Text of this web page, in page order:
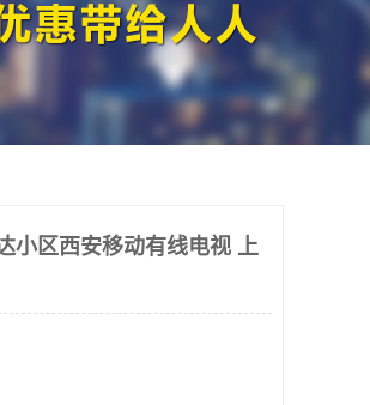
小区西安移动有线电视 上